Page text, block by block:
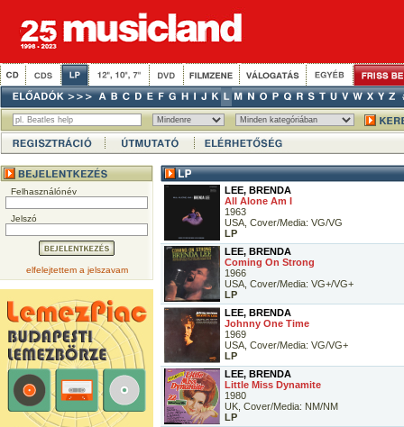
Felhasználónév
Jelszó
elfelejtettem a jelszavam
LEE, BRENDA
All Alone Am I
1963
USA, Cover/Media: VG/VG
LP
LEE, BRENDA
Coming On Strong
1966
USA, Cover/Media: VG+/VG+
LP
LEE, BRENDA
Johnny One Time
1969
USA, Cover/Media: VG/VG+
LP
LEE, BRENDA
Little Miss Dynamite
1980
UK, Cover/Media: NM/NM
LP